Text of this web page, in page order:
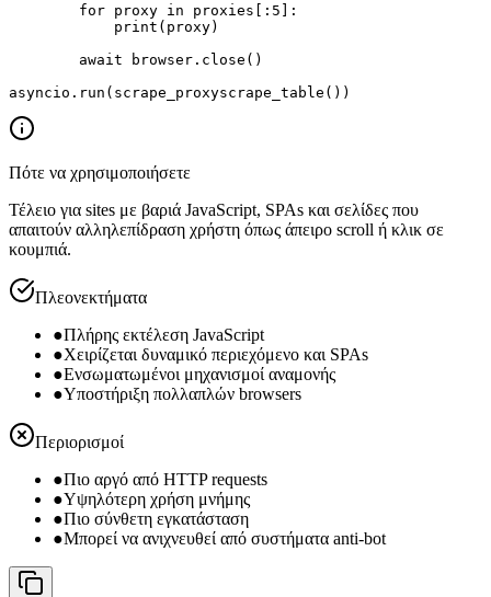
        for proxy in proxies[:5]:
            print(proxy)
        await browser.close()
asyncio.run(scrape_proxyscrape_table())
Πότε να χρησιμοποιήσετε
Τέλειο για sites με βαριά JavaScript, SPAs και σελίδες που
απαιτούν αλληλεπίδραση χρήστη όπως άπειρο scroll ή κλικ σε
κουμπιά.
Πλεονεκτήματα
●Πλήρης εκτέλεση JavaScript
●Χειρίζεται δυναμικό περιεχόμενο και SPAs
●Ενσωματωμένοι μηχανισμοί αναμονής
●Υποστήριξη πολλαπλών browsers
Περιορισμοί
●Πιο αργό από HTTP requests
●Υψηλότερη χρήση μνήμης
●Πιο σύνθετη εγκατάσταση
●Μπορεί να ανιχνευθεί από συστήματα anti-bot